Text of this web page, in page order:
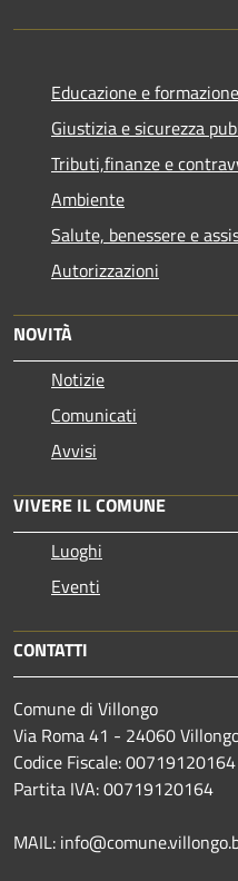
Educazione e formazione
Giustizia e sicurezza
Tributi,finanze e
Ambiente
Salute, benessere e
Autorizzazioni
NOVITÀ
Notizie
Comunicati
Avvisi
VIVERE IL COMUNE
Luoghi
Eventi
CONTATTI
Comune di Villongo
Via Roma 41 - 24060
Codice Fiscale: 00719120164
Partita IVA: 00719120164
MAIL: